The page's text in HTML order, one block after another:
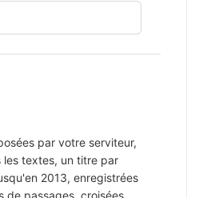
par votre serviteur,
les textes, un titre par
2013, enregistrées
de passages, croisées